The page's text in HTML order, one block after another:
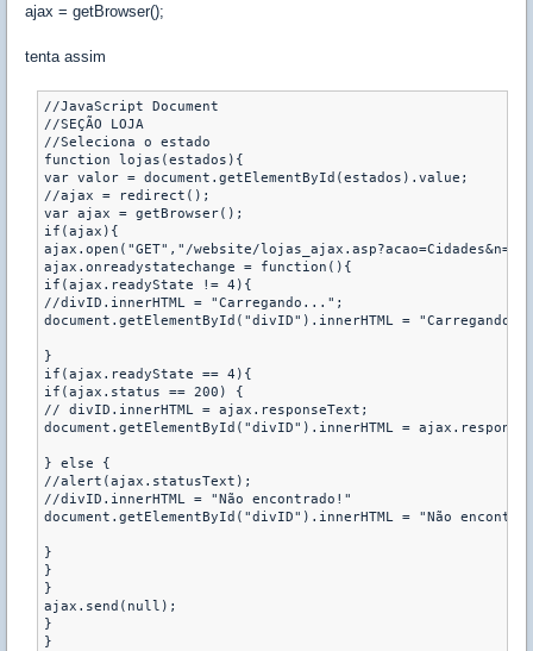
ajax = getBrowser();
tenta assim
//JavaScript Document
//SEÇÃO LOJA
//Seleciona o estado
function lojas(estados){
var valor = document.getElementById(estados).value;
//ajax = redirect();
var ajax = getBrowser();
if(ajax){
ajax.open("GET","/website/
ajax.onreadystatechange = function(){
if(ajax.readyState != 4){
//divID.innerHTML = "Carregando...";
document.getElementById("divID").innerHTML =
}
if(ajax.readyState == 4){
if(ajax.status == 200) {
// divID.innerHTML = ajax.responseText;
document.getElementById("divID").innerHTML =
} else {
//alert(ajax.statusText);
//divID.innerHTML = "Não encontrado!"
document.getElementById("divID").innerHTML = "Não
}
}
}
ajax.send(null);
}
}